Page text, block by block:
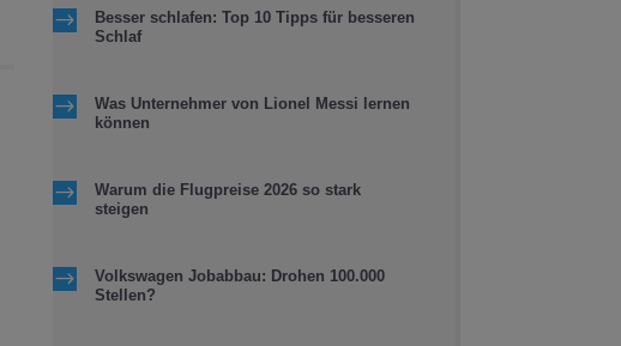
$
Besser schlafen: Top 10 Tipps für besseren
Schlaf
$
Was Unternehmer von Lionel Messi lernen
können
$
Warum die Flugpreise 2026 so stark
steigen
$
Volkswagen Jobabbau: Drohen 100.000
Stellen?